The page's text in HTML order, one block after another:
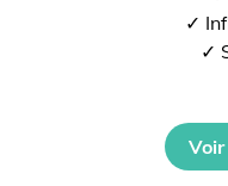
✓
✓